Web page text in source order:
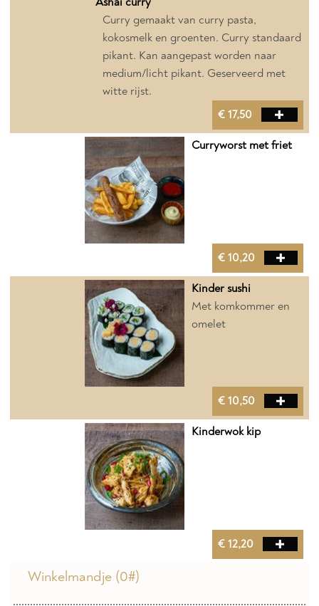
Curry gemaakt van curry pasta,
kokosmelk en groenten. Curry standaard
pikant. Kan aangepast worden naar
medium/licht pikant. Geserveerd met
witte rijst.
€ 17,50
Curryworst met friet
€ 10,20
Kinder sushi
Met komkommer en
omelet
€ 10,50
Kinderwok kip
€ 12,20
Winkelmandje (0#)